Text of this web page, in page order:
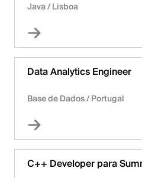
Java/Lisboa
Data Analytics Engineer
Base de Dados/Portugal
C++ Developer para